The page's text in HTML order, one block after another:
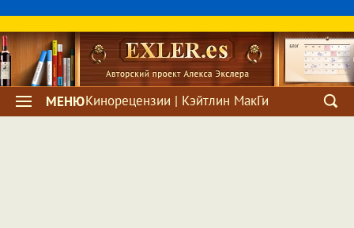
МЕНЮКинорецензии | Кэйтлин МакГи